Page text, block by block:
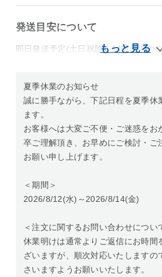
発送目安について
即日発送予定(土日祝除く14時までの
夏季休業のお知らせ
誠に勝手ながら、下記日程を夏季休
ます。
お客様へは大変ご不便・ご迷惑をお
卒ご理解頂き、お早めにご検討・ご
お願い申し上げます。
＜期間＞
2026/8/12(水)～2026/8/14(金)
＜注文に関するお問い合わせについ
休業明けは通常よりご返信にお時間
ざいますが、順次対応いたしますの
さいますようお願いいたします。